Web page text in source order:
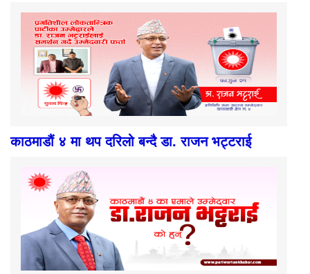
काठमाडौं ४ मा थप दरिलो बन्दै डा. राजन भट्टराई